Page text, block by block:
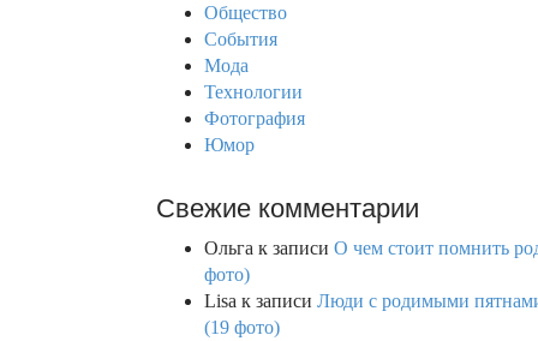
Общество
События
Мода
Технологии
Фотография
Юмор
Свежие комментарии
Ольга к записи О чем стоит помнить
фото)
Lisa к записи Люди с родимыми
(19 фото)